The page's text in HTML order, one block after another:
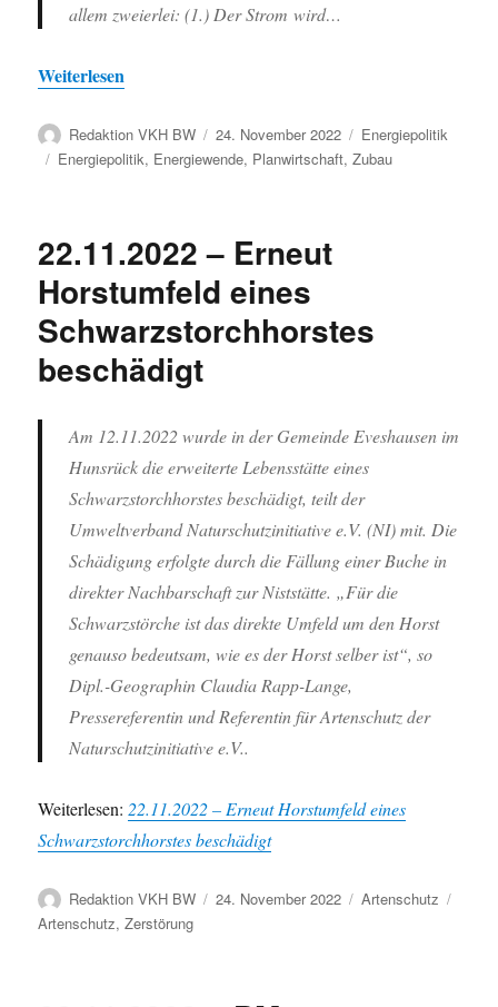
allem zweierlei: (1.) Der Strom wird…
Weiterlesen
Autor
Redaktion VKH BW
Veröffentlicht
am
24. November 2022 Kategorien
Energiepolitik
Schlagwörter
Energiepolitik, Energiewende, Planwirtschaft,Zubau
22.11.2022 – Erneut
Horstumfeld eines
Schwarzstorchhorstes
beschädigt
Am 12.11.2022 wurde in der Gemeinde Eveshausen im
Hunsrück die erweiterte Lebensstätte eines
Schwarzstorchhorstes beschädigt, teilt der
Umweltverband Naturschutzinitiative e.V. (NI) mit. Die
Schädigung erfolgte durch die Fällung einer Buche in
direkter Nachbarschaft zur Niststätte. „Für die
Schwarzstörche ist das direkte Umfeld um den Horst
genauso bedeutsam, wie es der Horst selber ist“, so
Dipl.-Geographin Claudia Rapp-Lange,
Pressereferentin und Referentin für Artenschutz der
Naturschutzinitiative e.V..
Weiterlesen: 22.11.2022 – Erneut Horstumfeld eines
Schwarzstorchhorstes beschädigt
Autor
Redaktion VKH BW
Veröffentlicht
24. November 2022 Kategorien
Artenschutz
Artenschutz,Zerstörung